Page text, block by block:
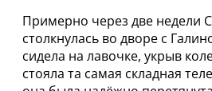
Примерно через две недели
столкнулась во дворе с
сидела на лавочке, укрыв
стояла та самая складная